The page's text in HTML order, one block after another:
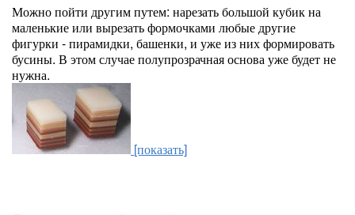
Можно пойти другим путем: нарезать большой кубик на
маленькие или вырезать формочками любые другие
фигурки - пирамидки, башенки, и уже из них формировать
бусины. В этом случае полупрозрачная основа уже будет не
нужна.
[показать]